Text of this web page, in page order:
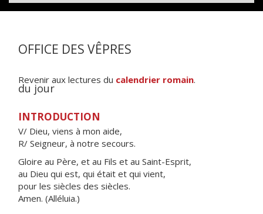
OFFICE DES VÊPRES
Revenir aux lectures du calendrier romain.
du jour
INTRODUCTION
V/ Dieu, viens à mon aide,
R/ Seigneur, à notre secours.
Gloire au Père, et au Fils et au Saint-Esprit,
au Dieu qui est, qui était et qui vient,
pour les siècles des siècles.
Amen. (Alléluia.)